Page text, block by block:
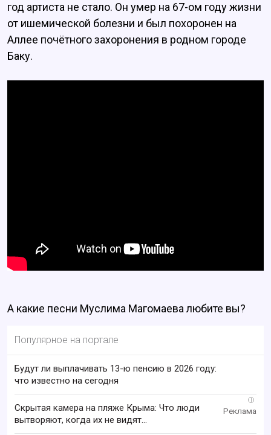
год артиста не стало. Он умер на 67-ом году жизни
от ишемической болезни и был похоронен на
Аллее почётного захоронения в родном городе
Баку.
А какие песни Муслима Магомаева любите вы?
Популярное на портале
Будут ли выплачивать 13-ю пенсию в 2026 году:
что известно на сегодня
i
Скрытая камера на пляже Крыма: Что люди
вытворяют, когда их не видят...